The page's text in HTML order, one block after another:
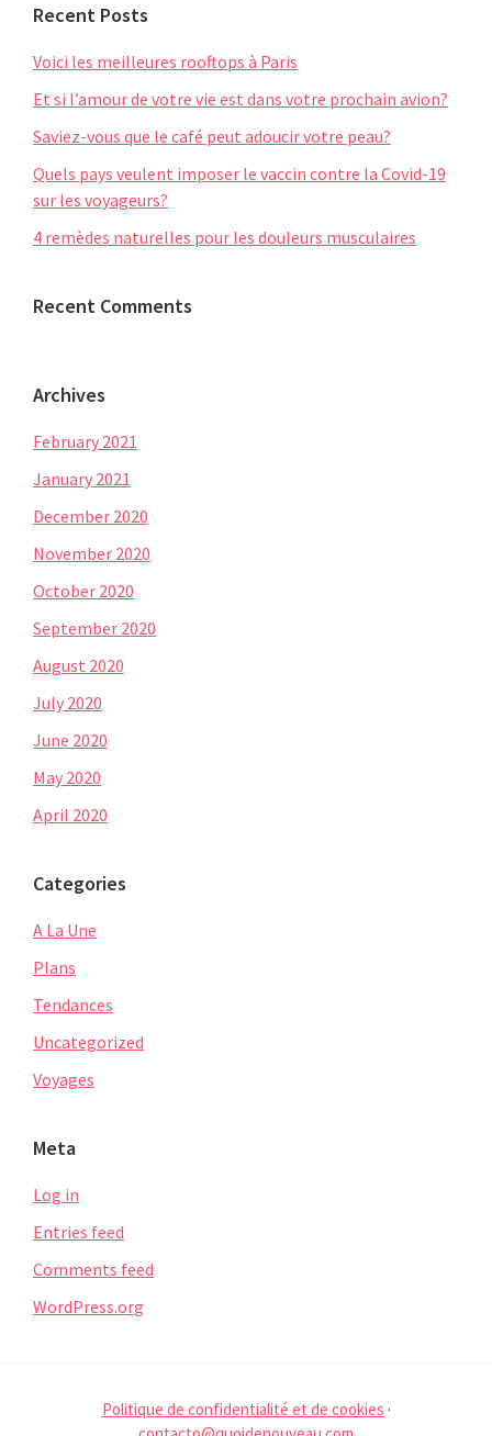
Recent Posts
Voici les meilleures rooftops à Paris
Et si l’amour de votre vie est dans votre prochain avion?
Saviez-vous que le café peut adoucir votre peau?
Quels pays veulent imposer le vaccin contre la Covid-19
sur les voyageurs?
4 remèdes naturelles pour les douleurs musculaires
Recent Comments
Archives
February 2021
January 2021
December 2020
November 2020
October 2020
September 2020
August 2020
July 2020
June 2020
May 2020
April 2020
Categories
A La Une
Plans
Tendances
Uncategorized
Voyages
Meta
Log in
Entries feed
Comments feed
WordPress.org
Politique de confidentialité et de cookies ·